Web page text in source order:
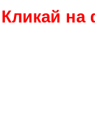
Кликай на